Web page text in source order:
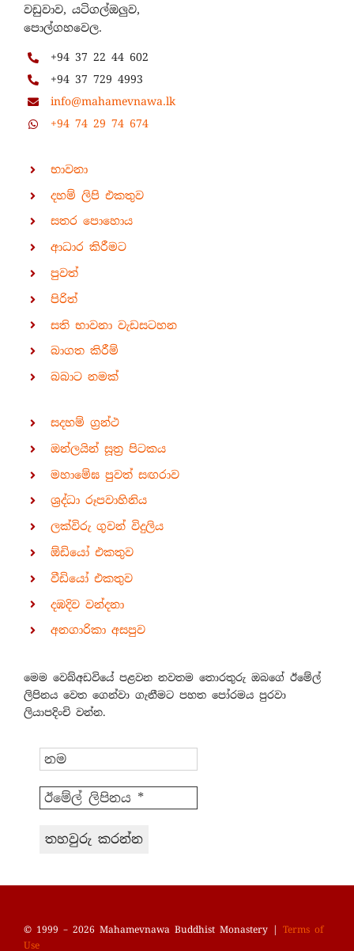
වඩුවාව, යටිගල්ඔලුව,
පොල්ගහවෙල.
+94 37 22 44 602
+94 37 729 4993
info@mahamevnawa.lk
+94 74 29 74 674
භාවනා
දහම් ලිපි එකතුව
සතර පොහොය
ආධාර කිරීමට
පුවත්
පිරිත්
සති භාවනා වැඩසටහන
බාගත කිරීම්
බබාට නමක්
සදහම් ග්‍රන්ථ
ඔන්ලයින් සූත්‍ර පිටකය
මහාමේඝ පුවත් සඟරාව
ශ්‍රද්ධා රූපවාහිනිය
ලක්විරු ගුවන් විදුලිය
ඕඩියෝ එකතුව
වීඩියෝ එකතුව
දඹදිව වන්දනා
අනගාරිකා අසපුව
මෙම වෙබ්අඩවියේ පළවන නවතම තොරතුරු ඔබගේ ඊමේල්
ලිපිනය වෙත ගෙන්වා ගැනීමට පහත පෝරමය පුරවා
ලියාපදිංචි වන්න.
© 1999 – 2026 Mahamevnawa Buddhist Monastery | Terms of
Use